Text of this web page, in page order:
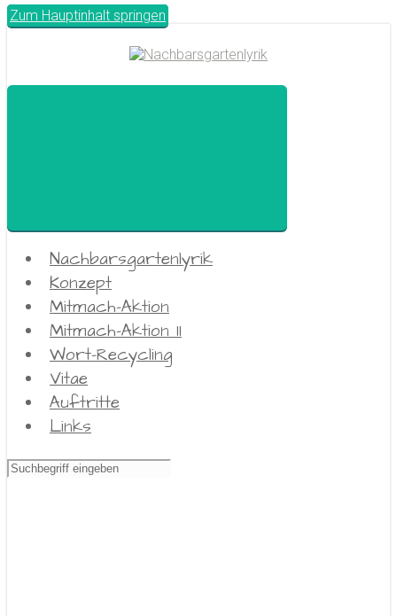
Zum Hauptinhalt springen
Nachbarsgartenlyrik
Konzept
Mitmach-Aktion
Mitmach-Aktion II
Wort-Recycling
Vitae
Auftritte
Links